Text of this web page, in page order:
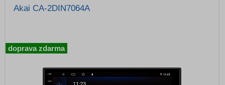
Akai CA-2DIN7064A
doprava zdarma